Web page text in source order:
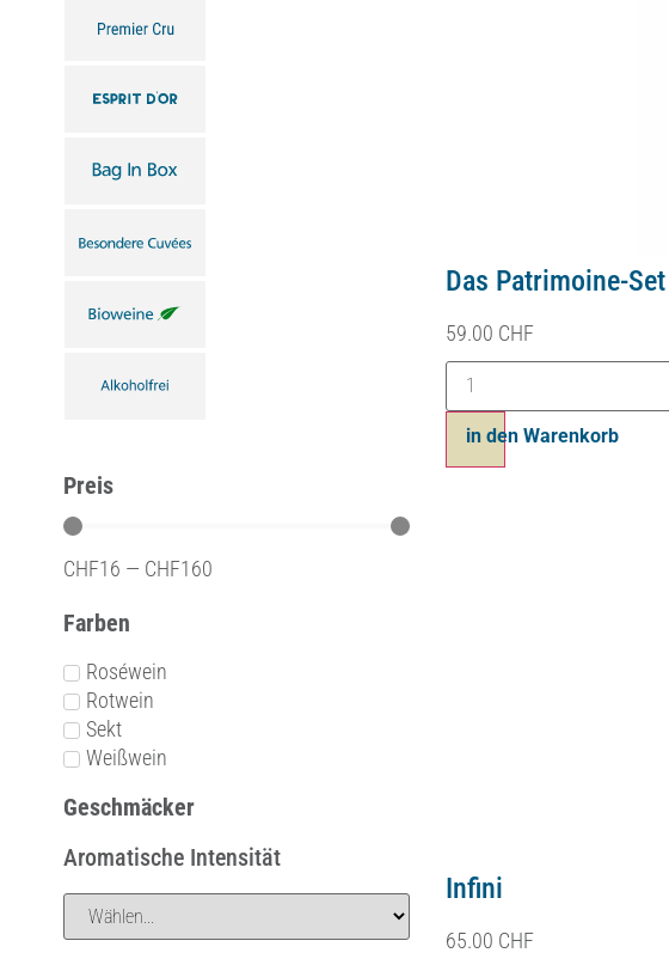
Preis
CHF16 — CHF160
Farben
Roséwein
Rotwein
Sekt
Weißwein
Geschmäcker
Aromatische Intensität
Coffret Patrimoine
59.00 CHF
Ajouter au panier
Coffret A l’Infini
65.00 CHF